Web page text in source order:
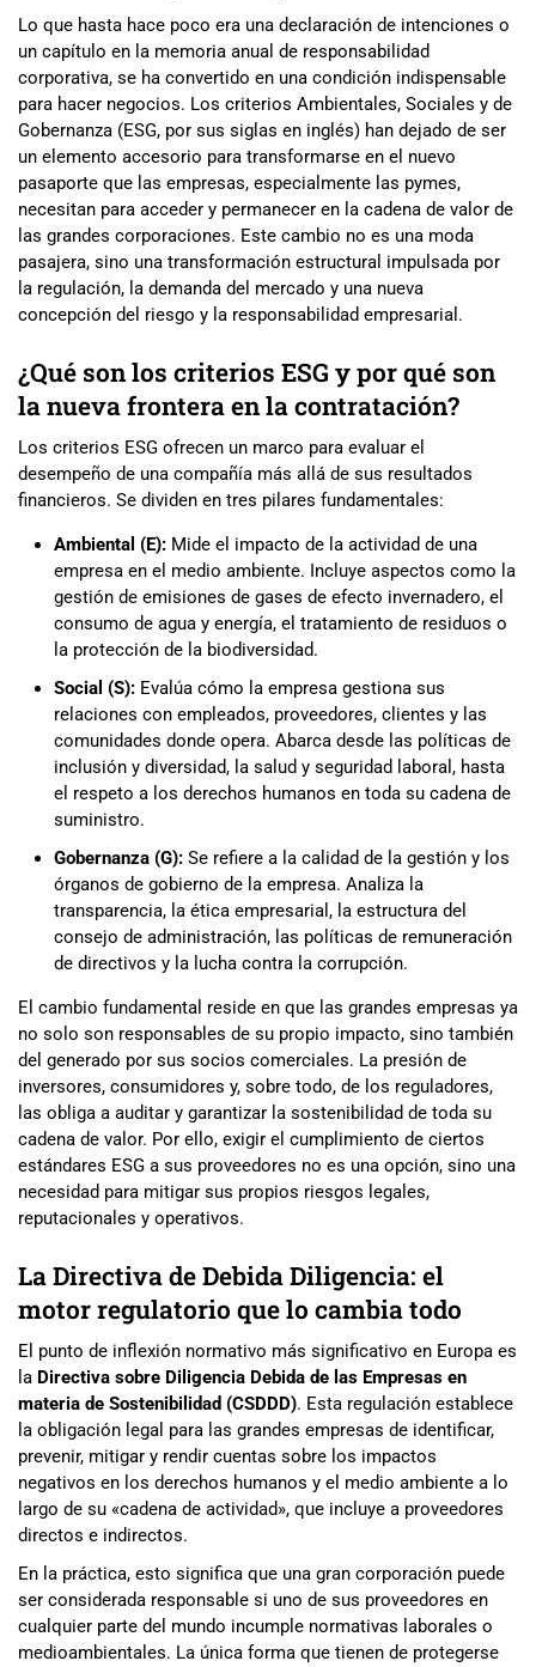
Lo que hasta hace poco era una declaración de intenciones o
un capítulo en la memoria anual de responsabilidad
corporativa, se ha convertido en una condición indispensable
para hacer negocios. Los criterios Ambientales, Sociales y de
Gobernanza (ESG, por sus siglas en inglés) han dejado de ser
un elemento accesorio para transformarse en el nuevo
pasaporte que las empresas, especialmente las pymes,
necesitan para acceder y permanecer en la cadena de valor de
las grandes corporaciones. Este cambio no es una moda
pasajera, sino una transformación estructural impulsada por
la regulación, la demanda del mercado y una nueva
concepción del riesgo y la responsabilidad empresarial.
¿Qué son los criterios ESG y por qué son
la nueva frontera en la contratación?
Los criterios ESG ofrecen un marco para evaluar el
desempeño de una compañía más allá de sus resultados
financieros. Se dividen en tres pilares fundamentales:
Ambiental (E): Mide el impacto de la actividad de una
empresa en el medio ambiente. Incluye aspectos como la
gestión de emisiones de gases de efecto invernadero, el
consumo de agua y energía, el tratamiento de residuos o
la protección de la biodiversidad.
Social (S): Evalúa cómo la empresa gestiona sus
relaciones con empleados, proveedores, clientes y las
comunidades donde opera. Abarca desde las políticas de
inclusión y diversidad, la salud y seguridad laboral, hasta
el respeto a los derechos humanos en toda su cadena de
suministro.
Gobernanza (G): Se refiere a la calidad de la gestión y los
órganos de gobierno de la empresa. Analiza la
transparencia, la ética empresarial, la estructura del
consejo de administración, las políticas de remuneración
de directivos y la lucha contra la corrupción.
El cambio fundamental reside en que las grandes empresas ya
no solo son responsables de su propio impacto, sino también
del generado por sus socios comerciales. La presión de
inversores, consumidores y, sobre todo, de los reguladores,
las obliga a auditar y garantizar la sostenibilidad de toda su
cadena de valor. Por ello, exigir el cumplimiento de ciertos
estándares ESG a sus proveedores no es una opción, sino una
necesidad para mitigar sus propios riesgos legales,
reputacionales y operativos.
La Directiva de Debida Diligencia: el
motor regulatorio que lo cambia todo
El punto de inflexión normativo más significativo en Europa es
la Directiva sobre Diligencia Debida de las Empresas en
materia de Sostenibilidad (CSDDD). Esta regulación establece
la obligación legal para las grandes empresas de identificar,
prevenir, mitigar y rendir cuentas sobre los impactos
negativos en los derechos humanos y el medio ambiente a lo
largo de su «cadena de actividad», que incluye a proveedores
directos e indirectos.
En la práctica, esto significa que una gran corporación puede
ser considerada responsable si uno de sus proveedores en
cualquier parte del mundo incumple normativas laborales o
medioambientales. La única forma que tienen de protegerse